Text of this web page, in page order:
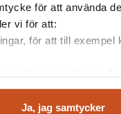
för att använda
vi för att:
för att till exempel
för att kunna visa
Ja, jag samtycker